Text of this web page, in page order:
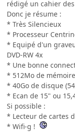
rédigé un cahier
Donc je résume :
* Très Silencieux
* Processeur
* Equipé d'un
DVD-RW 4x
* Une bonne
* 512Mo de mémoire
* 40Go de disque
* Ecan de 15" ou
Si possible :
* Lecteur de cartes
* Wifi-g !